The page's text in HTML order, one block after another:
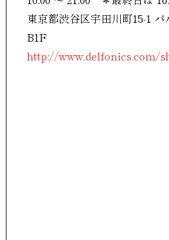
東京都渋谷区宇田川町15-1 パ
B1F
http://www.delfonics.com/